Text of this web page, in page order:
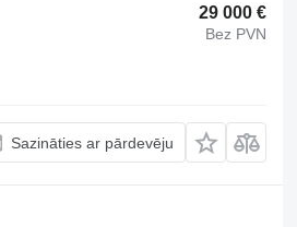
29 000 €
Bez PVN
Sazināties ar pārdevēju